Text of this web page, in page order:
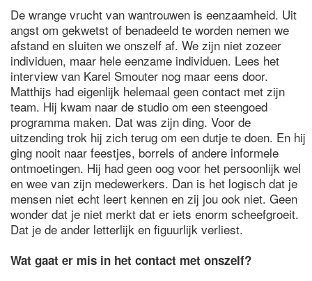
De wrange vrucht van wantrouwen is eenzaamheid. Uit
angst om gekwetst of benadeeld te worden nemen we
afstand en sluiten we onszelf af. We zijn niet zozeer
individuen, maar hele eenzame individuen. Lees het
interview van Karel Smouter nog maar eens door.
Matthijs had eigenlijk helemaal geen contact met zijn
team. Hij kwam naar de studio om een steengoed
programma maken. Dat was zijn ding. Voor de
uitzending trok hij zich terug om een dutje te doen. En hij
ging nooit naar feestjes, borrels of andere informele
ontmoetingen. Hij had geen oog voor het persoonlijk wel
en wee van zijn medewerkers. Dan is het logisch dat je
mensen niet echt leert kennen en zij jou ook niet. Geen
wonder dat je niet merkt dat er iets enorm scheefgroeit.
Dat je de ander letterlijk en figuurlijk verliest.
Wat gaat er mis in het contact met onszelf?